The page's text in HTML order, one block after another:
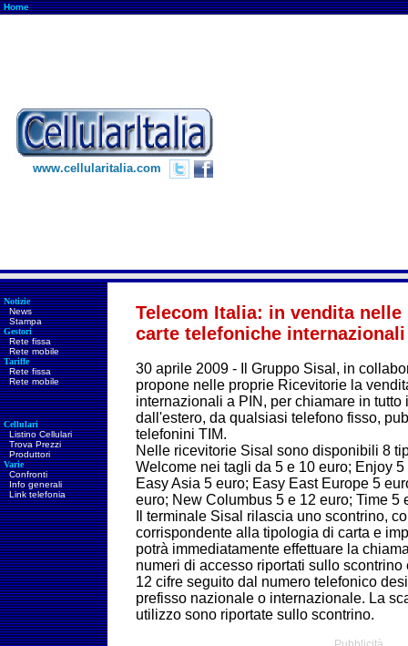
Home
www.cellularitalia.com
Notizie
News
Stampa
Gestori
Rete fissa
Rete mobile
Tariffe
Rete fissa
Rete mobile
Cellulari
Listino Cellulari
Trova Prezzi
Produttori
Varie
Confronti
Info generali
Link telefonia
Telecom Italia: in vendita
carte telefoniche internazionali
30 aprile 2009 - Il Gruppo Sisal, in
propone nelle proprie Ricevitorie la
internazionali a PIN, per chiamare in
dall'estero, da qualsiasi telefono fisso,
telefonini TIM.
Nelle ricevitorie Sisal sono disponibili 8
Welcome nei tagli da 5 e 10 euro; Enjoy
Easy Asia 5 euro; Easy East Europe 5
euro; New Columbus 5 e 12 euro; Time 5
Il terminale Sisal rilascia uno scontrino,
corrispondente alla tipologia di carta e
potrà immediatamente effettuare la
numeri di accesso riportati sullo
12 cifre seguito dal numero telefonico
prefisso nazionale o internazionale. La
utilizzo sono riportate sullo scontrino.